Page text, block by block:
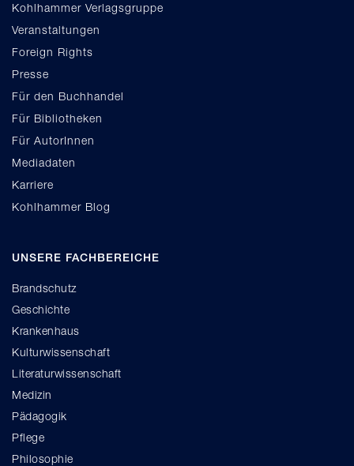
Kohlhammer Verlagsgruppe
Veranstaltungen
Foreign Rights
Presse
Für den Buchhandel
Für Bibliotheken
Für AutorInnen
Mediadaten
Karriere
Kohlhammer Blog
UNSERE FACHBEREICHE
Brandschutz
Geschichte
Krankenhaus
Kulturwissenschaft
Literaturwissenschaft
Medizin
Pädagogik
Pflege
Philosophie